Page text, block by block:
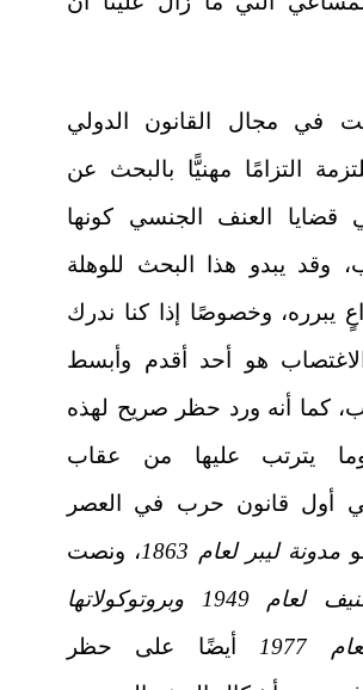
في مجال القانون الدولي
التزامًا مهنيًّا بالبحث عن
قضايا العنف الجنسي كونها
وقد يبدو هذا البحث للوهلة
داعٍ يبرره، وخصوصًا إذا كنا ندرك
هو أحد أقدم وأبسط
كما أنه ورد حظر صريح لهذه
يترتب عليها من عقاب
في أول قانون حرب في العصر
مدونة ليبر لعام 1863
، ونصت
اتفاقيات جنيف لعام 1949 وبروتوكولاتها
1977
أيضًا على حظر